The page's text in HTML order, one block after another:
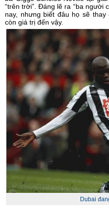
“trên trời”. Đáng lẽ ra “ba người
nay, nhưng biết đâu họ sẽ
còn giá trị đến vậy.
Dubai